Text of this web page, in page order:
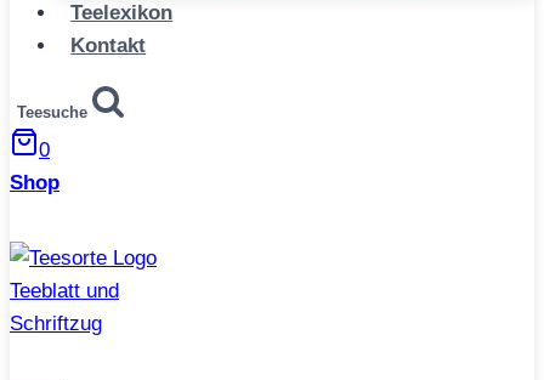
Teelexikon
Kontakt
Teesuche
0
Shop